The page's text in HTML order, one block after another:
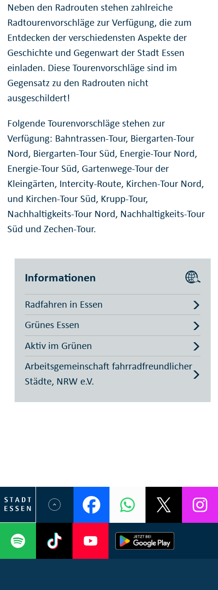
Neben den Radrouten stehen zahlreiche
Radtourenvorschläge zur Verfügung, die zum
Entdecken der verschiedensten Aspekte der
Geschichte und Gegenwart der Stadt Essen
einladen. Diese Tourenvorschläge sind im
Gegensatz zu den Radrouten nicht
ausgeschildert!
Folgende Tourenvorschläge stehen zur
Verfügung: Bahntrassen-Tour, Biergarten-Tour
Nord, Biergarten-Tour Süd, Energie-Tour Nord,
Energie-Tour Süd, Gartenwege-Tour der
Kleingärten, Intercity-Route, Kirchen-Tour Nord,
und Kirchen-Tour Süd, Krupp-Tour,
Nachhaltigkeits-Tour Nord, Nachhaltigkeits-Tour
Süd und Zechen-Tour.
Informationen
Radfahren in Essen
Grünes Essen
Aktiv im Grünen
Arbeitsgemeinschaft fahrradfreundlicher
Städte, NRW e.V.